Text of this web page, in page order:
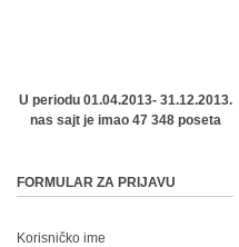
U periodu 01.04.2013- 31.12.2013.
nas sajt je imao 47 348 poseta
FORMULAR ZA PRIJAVU
Korisničko ime